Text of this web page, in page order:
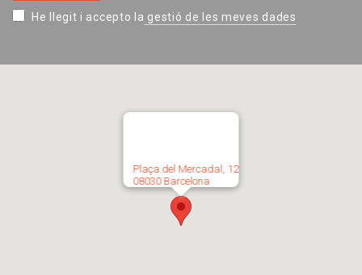
He llegit i accepto la gestió de les meves dades
Plaça del Mercadal, 12
08030 Barcelona